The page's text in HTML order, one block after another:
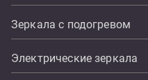
Зеркала с подогревом
Электрические зеркала